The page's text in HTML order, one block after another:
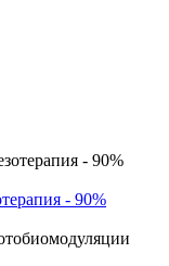
- 90%